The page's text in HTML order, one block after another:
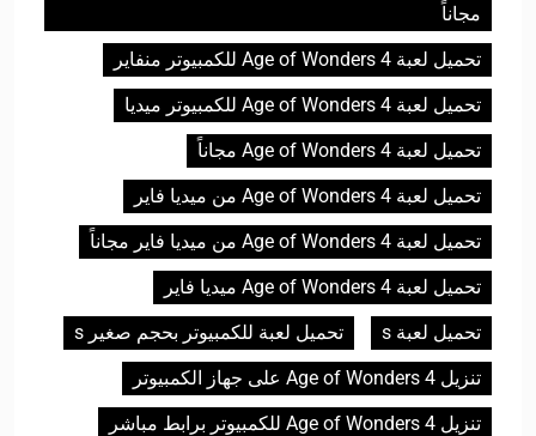
مجاناً
تحميل لعبة Age of Wonders 4 للكمبيوتر منفاير
تحميل لعبة Age of Wonders 4 للكمبيوتر ميديا
تحميل لعبة Age of Wonders 4 مجاناً
تحميل لعبة Age of Wonders 4 من ميديا فاير
تحميل لعبة Age of Wonders 4 من ميديا فاير مجاناً
تحميل لعبة Age of Wonders 4 ميديا فاير
تحميل لعبة s
تحميل لعبة للكمبيوتر بحجم صغير s
تنزيل Age of Wonders 4 على جهاز الكمبيوتر
تنزيل Age of Wonders 4 للكمبيوتر برابط مباشر